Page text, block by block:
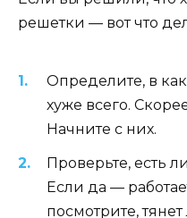
решетки — вот что
Определите, в
хуже всего.
Начните с них.
Проверьте, есть
Если да —
посмотрите, тянет